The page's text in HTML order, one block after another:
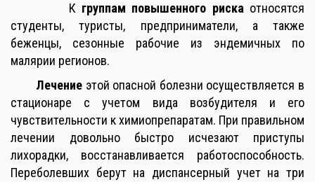
К группам повышенного рискаотносятся
студенты, туристы, предприниматели, а также
беженцы, сезонные рабочие из эндемичных по
малярии регионов.
Лечение этой опасной болезни осуществляется в
стационаре с учетом вида возбудителя и его
чувствительности к химиопрепаратам. При правильном
лечении довольно быстро исчезают приступы
лихорадки, восстанавливается работоспособность.
Переболевших берут на диспансерный учет на три